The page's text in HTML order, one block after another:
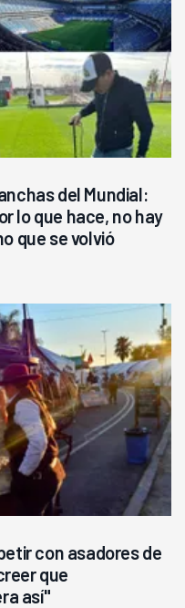
del Mundial:
lo que hace, no hay
que se volvió
con asadores de
que
así"